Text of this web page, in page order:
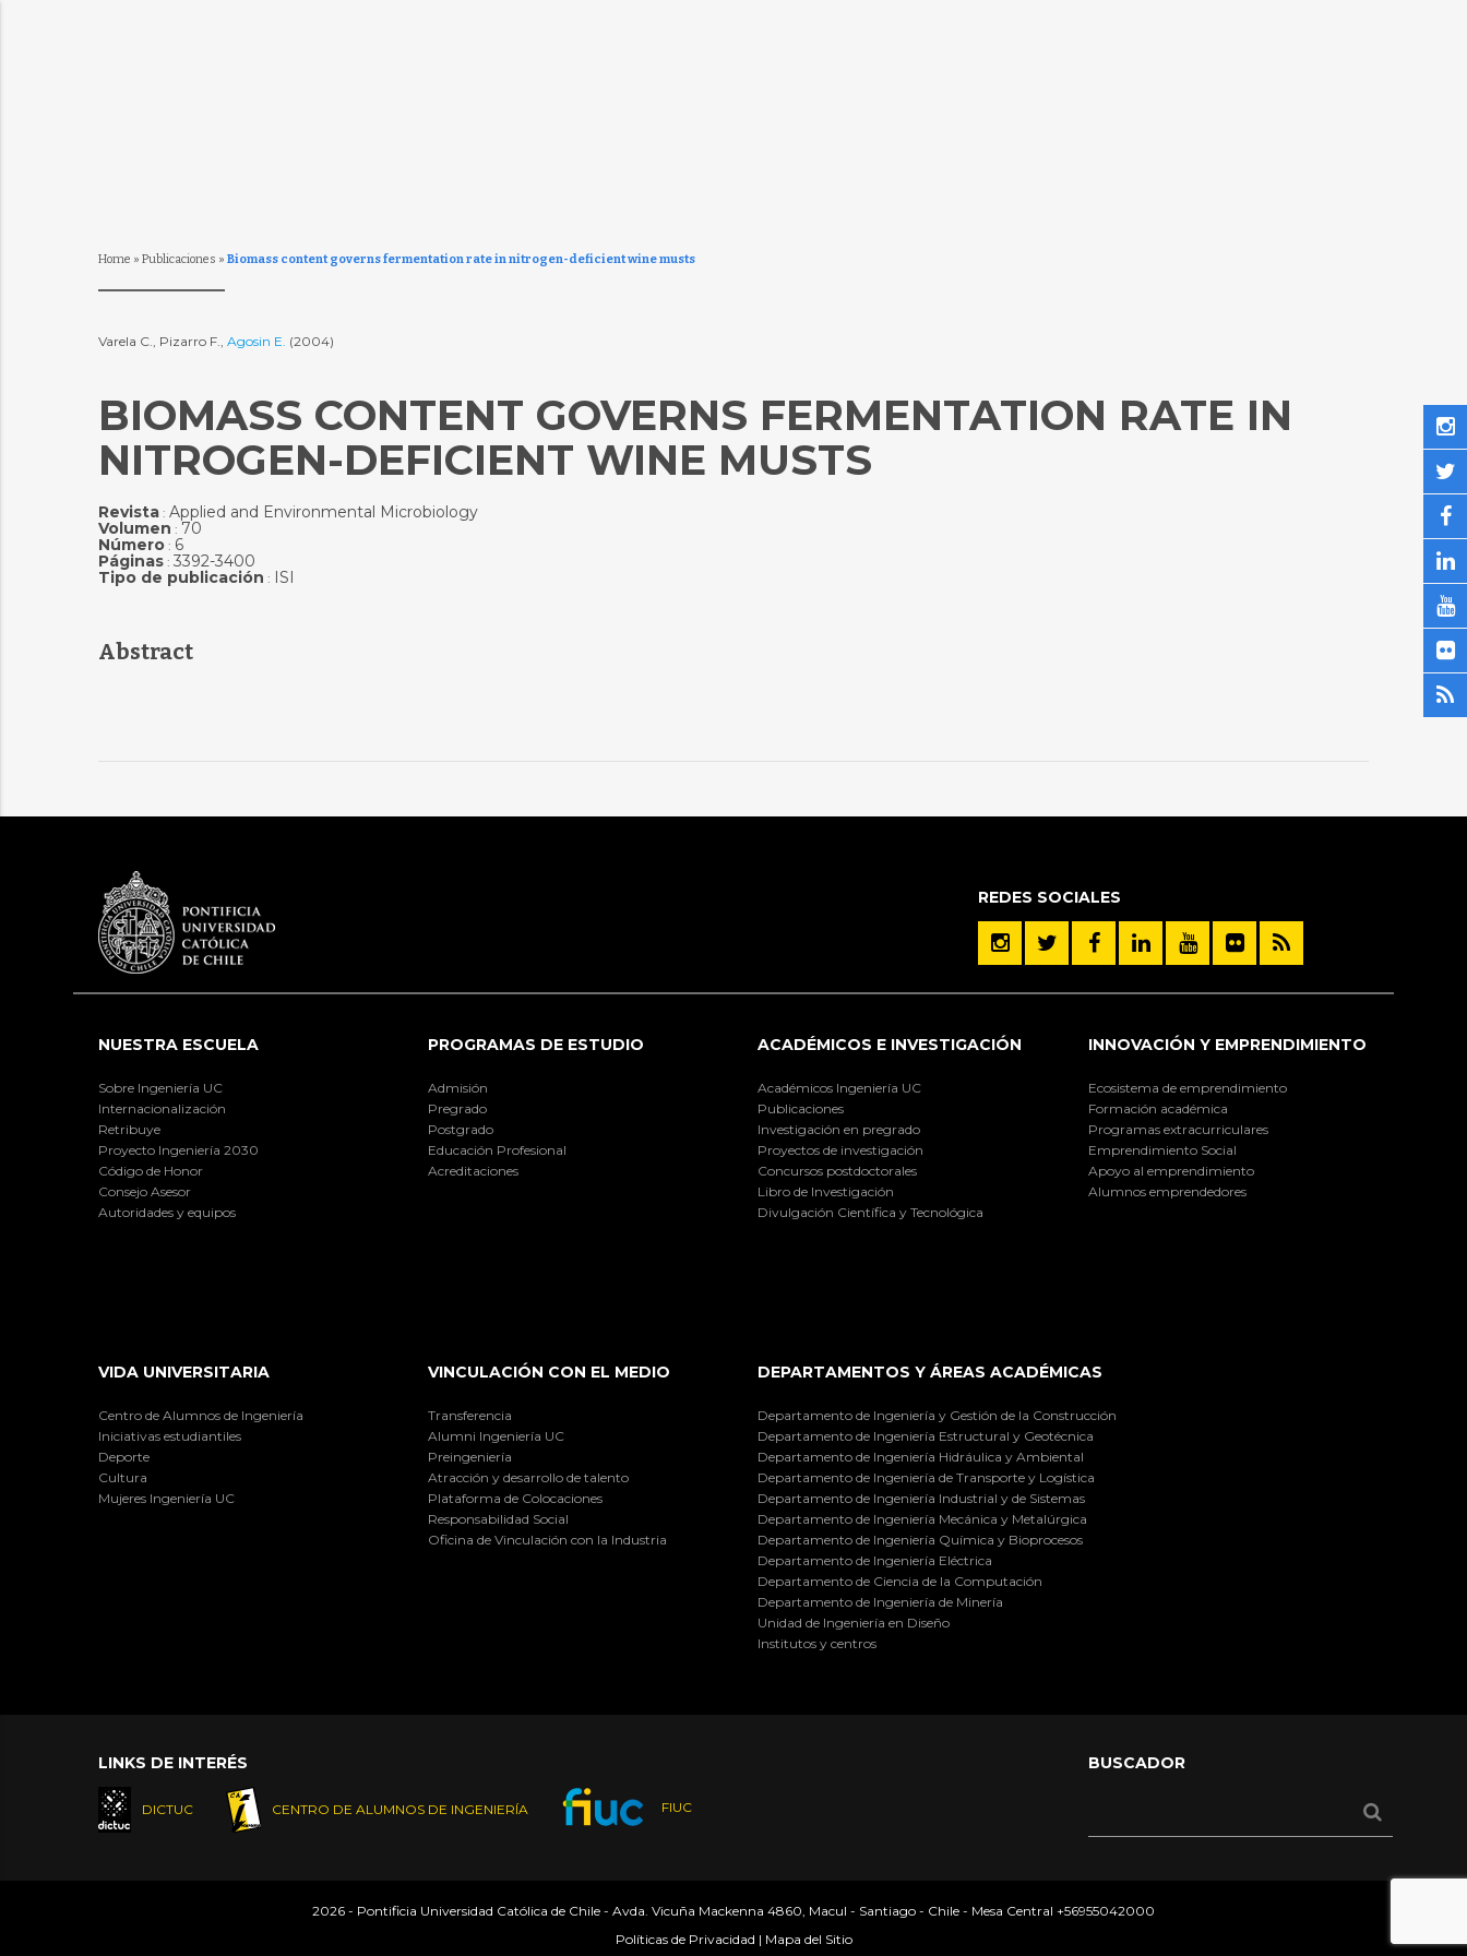
Home » Publicaciones » Biomass content governs fermentation rate in nitrogen-deficient wine musts
Varela C., Pizarro F., Agosin E. (2004)
BIOMASS CONTENT GOVERNS FERMENTATION RATE IN
NITROGEN-DEFICIENT WINE MUSTS
Revista: Applied and Environmental Microbiology
Volumen : 70
Número: 6
Páginas: 3392-3400
Tipo de publicación : ISI
Abstract
REDES SOCIALES
NUESTRA ESCUELA
Sobre Ingeniería UC
Internacionalización
Retribuye
Proyecto Ingeniería 2030
Código de Honor
Consejo Asesor
Autoridades y equipos
PROGRAMAS DE ESTUDIO
Admisión
Pregrado
Postgrado
Educación Profesional
Acreditaciones
ACADÉMICOS E INVESTIGACIÓN
Académicos Ingeniería UC
Publicaciones
Investigación en pregrado
Proyectos de investigación
Concursos postdoctorales
Libro de Investigación
Divulgación Científica y Tecnológica
INNOVACIÓN Y EMPRENDIMIENTO
Ecosistema de emprendimiento
Formación académica
Programas extracurriculares
Emprendimiento Social
Apoyo al emprendimiento
Alumnos emprendedores
VIDA UNIVERSITARIA
Centro de Alumnos de Ingeniería
Iniciativas estudiantiles
Deporte
Cultura
Mujeres Ingeniería UC
VINCULACIÓN CON EL MEDIO
Transferencia
Alumni Ingeniería UC
Preingeniería
Atracción y desarrollo de talento
Plataforma de Colocaciones
Responsabilidad Social
Oficina de Vinculación con la Industria
DEPARTAMENTOS Y ÁREAS ACADÉMICAS
Departamento de Ingeniería y Gestión de la Construcción
Departamento de Ingeniería Estructural y Geotécnica
Departamento de Ingeniería Hidráulica y Ambiental
Departamento de Ingeniería de Transporte y Logística
Departamento de Ingeniería Industrial y de Sistemas
Departamento de Ingeniería Mecánica y Metalúrgica
Departamento de Ingeniería Química y Bioprocesos
Departamento de Ingeniería Eléctrica
Departamento de Ciencia de la Computación
Departamento de Ingeniería de Minería
Unidad de Ingeniería en Diseño
Institutos y centros
LINKS DE INTERÉS
DICTUC CENTRO DE ALUMNOS DE INGENIERÍA FIUC
BUSCADOR
2026 - Pontificia Universidad Católica de Chile - Avda. Vicuña Mackenna 4860, Macul - Santiago - Chile - Mesa Central +56955042000
Políticas de Privacidad | Mapa del Sitio